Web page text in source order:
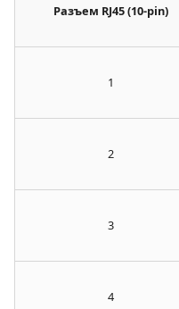
Разъем RJ45 (10-pin)
1
2
3
4